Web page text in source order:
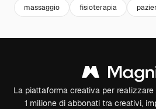
massaggio fisioterapia
La piattaforma creativa per
1 milione di abbonati tra creativi,